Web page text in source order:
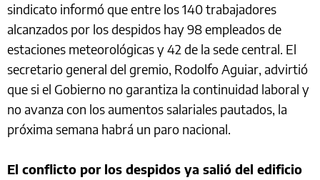
sindicato informó que entre los 140 trabajadores
alcanzados por los despidos hay 98 empleados de
estaciones meteorológicas y 42 de la sede central. El
secretario general del gremio, Rodolfo Aguiar, advirtió
que si el Gobierno no garantiza la continuidad laboral y
no avanza con los aumentos salariales pautados, la
próxima semana habrá un paro nacional.
El conflicto por los despidos ya salió del edificio